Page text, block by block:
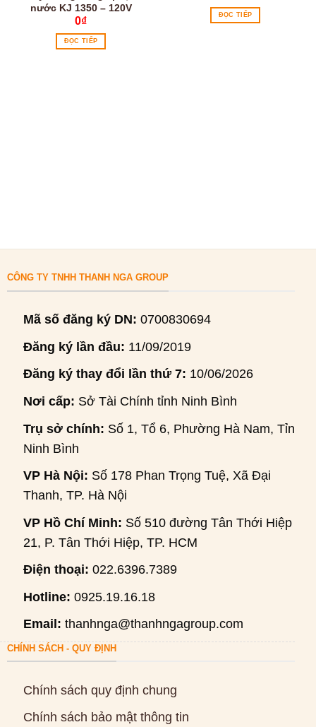
nước KJ 1350 – 120V
0₫
ĐỌC TIẾP
ĐỌC TIẾP
CÔNG TY TNHH THANH NGA GROUP
Mã số đăng ký DN: 0700830694
Đăng ký lần đầu: 11/09/2019
Đăng ký thay đổi lần thứ 7: 10/06/2026
Nơi cấp: Sở Tài Chính tỉnh Ninh Bình
Trụ sở chính: Số 1, Tổ 6, Phường Hà Nam, Tỉnh
Ninh Bình
VP Hà Nội: Số 178 Phan Trọng Tuệ, Xã Đại
Thanh, TP. Hà Nội
VP Hồ Chí Minh: Số 510 đường Tân Thới Hiệp
21, P. Tân Thới Hiệp, TP. HCM
Điện thoại: 022.6396.7389
Hotline: 0925.19.16.18
Email: thanhnga@thanhngagroup.com
CHÍNH SÁCH - QUY ĐỊNH
Chính sách quy định chung
Chính sách bảo mật thông tin